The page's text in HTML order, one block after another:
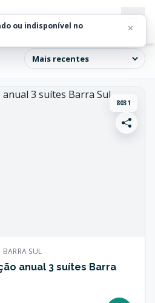
ou indisponível no
8031
SUL
anual 3 suítes Barra